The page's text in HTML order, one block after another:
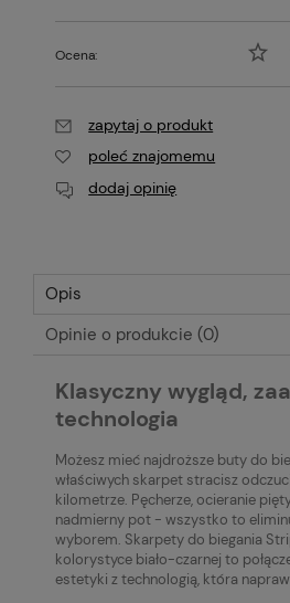
Ocena:
zapytaj o produkt
poleć znajomemu
dodaj opinię
Opis
Opinie o produkcie (0)
Klasyczny wygląd,
technologia
Możesz mieć najdroższe buty do
właściwych skarpet stracisz
kilometrze. Pęcherze, ocieranie
nadmierny pot - wszystko to
wyborem. Skarpety do biegania
kolorystyce biało-czarnej to
estetyki z technologią, która